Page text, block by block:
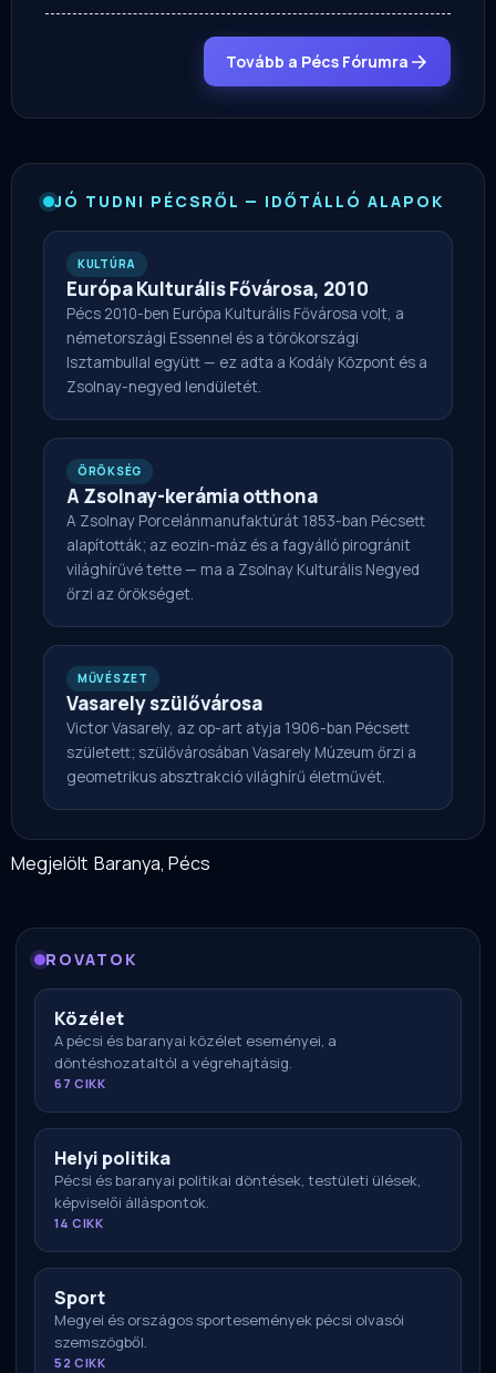
Tovább a Pécs Fórumra
JÓ TUDNI PÉCSRŐL — IDŐTÁLLÓ ALAPOK
KULTÚRA
Európa Kulturális Fővárosa, 2010
Pécs 2010-ben Európa Kulturális Fővárosa volt, a
németországi Essennel és a törökországi
Isztambullal együtt — ez adta a Kodály Központ és a
Zsolnay-negyed lendületét.
ÖRÖKSÉG
A Zsolnay-kerámia otthona
A Zsolnay Porcelánmanufaktúrát 1853-ban Pécsett
alapították; az eozin-máz és a fagyálló pirogránit
világhírűvé tette — ma a Zsolnay Kulturális Negyed
őrzi az örökséget.
MŰVÉSZET
Vasarely szülővárosa
Victor Vasarely, az op-art atyja 1906-ban Pécsett
született; szülővárosában Vasarely Múzeum őrzi a
geometrikus absztrakció világhírű életművét.
Megjelölt Baranya,Pécs
ROVATOK
Közélet
A pécsi és baranyai közélet eseményei, a
döntéshozataltól a végrehajtásig.
67 CIKK
Helyi politika
Pécsi és baranyai politikai döntések, testületi ülések,
képviselői álláspontok.
14 CIKK
Sport
Megyei és országos sportesemények pécsi olvasói
szemszögből.
52 CIKK